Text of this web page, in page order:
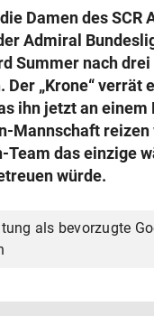
GmbH & Co KG 2026
Wien
Damen des SCR
Admiral
Summer nach
„Krone“ verrät
ihn jetzt an einem
Mannschaft reizen
Team das einzige
würde.
als bevorzugte